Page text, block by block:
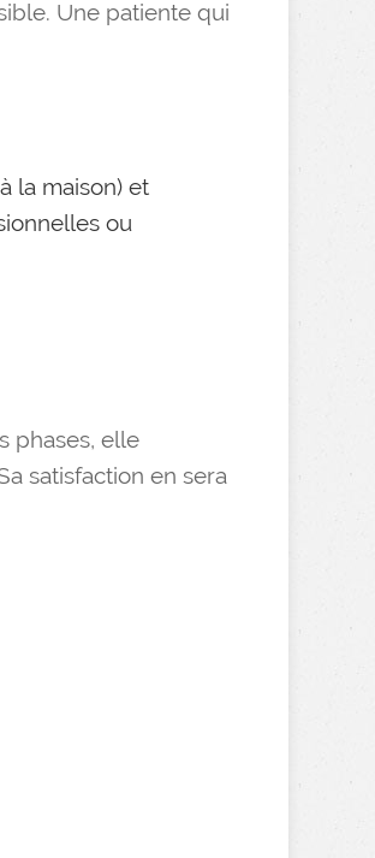
Une patiente qui
la maison) et
ou
phases, elle
satisfaction en sera